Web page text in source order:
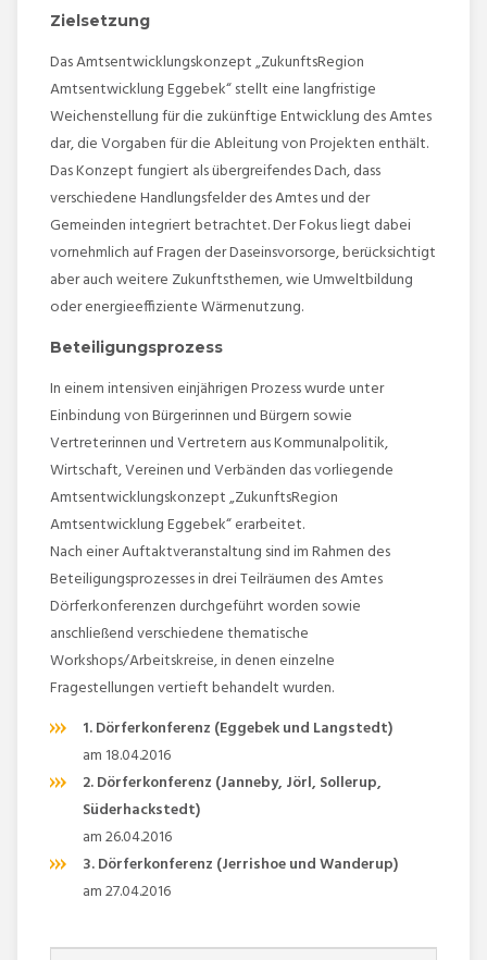
Zielsetzung
Das Amtsentwicklungskonzept „ZukunftsRegion
Amtsentwicklung Eggebek“ stellt eine langfristige
Weichenstellung für die zukünftige Entwicklung des Amtes
dar, die Vorgaben für die Ableitung von Projekten enthält.
Das Konzept fungiert als übergreifendes Dach, dass
verschiedene Handlungsfelder des Amtes und der
Gemeinden integriert betrachtet. Der Fokus liegt dabei
vornehmlich auf Fragen der Daseinsvorsorge, berücksichtigt
aber auch weitere Zukunftsthemen, wie Umweltbildung
oder energieeffiziente Wärmenutzung.
Beteiligungsprozess
In einem intensiven einjährigen Prozess wurde unter
Einbindung von Bürgerinnen und Bürgern sowie
Vertreterinnen und Vertretern aus Kommunalpolitik,
Wirtschaft, Vereinen und Verbänden das vorliegende
Amtsentwicklungskonzept „ZukunftsRegion
Amtsentwicklung Eggebek“ erarbeitet.
Nach einer Auftaktveranstaltung sind im Rahmen des
Beteiligungsprozesses in drei Teilräumen des Amtes
Dörferkonferenzen durchgeführt worden sowie
anschließend verschiedene thematische
Workshops/Arbeitskreise, in denen einzelne
Fragestellungen vertieft behandelt wurden.
1. Dörferkonferenz (Eggebek und Langstedt)
am 18.04.2016
2. Dörferkonferenz (Janneby, Jörl, Sollerup,
Süderhackstedt)
am 26.04.2016
3. Dörferkonferenz (Jerrishoe und Wanderup)
am 27.04.2016